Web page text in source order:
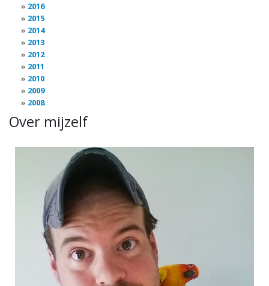
2016
2015
2014
2013
2012
2011
2010
2009
2008
Over mijzelf